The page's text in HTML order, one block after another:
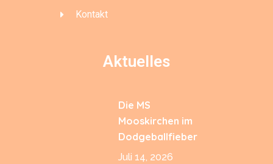
Kontakt
Aktuelles
Die MS
Mooskirchen im
Dodgeballfieber
Juli 14, 2026